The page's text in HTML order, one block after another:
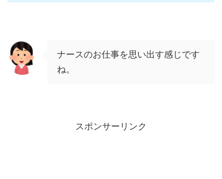
ナースのお仕事を思い出す感じです
ね。
スポンサーリンク